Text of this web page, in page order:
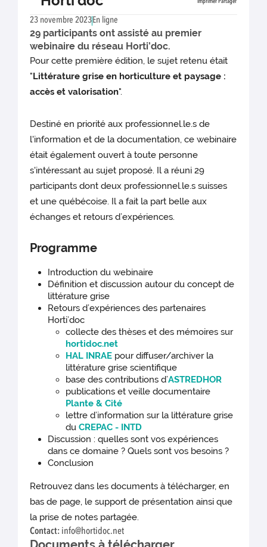
Imprimer Partager
23 novembre 2023En ligne
29 participants ont assisté au premier
webinaire du réseau Horti’doc.
Pour cette première édition, le sujet retenu était
"Littérature grise en horticulture et paysage :
accès et valorisation".
Destiné en priorité aux professionnel.le.s de
l'information et de la documentation, ce webinaire
était également ouvert à toute personne
s'intéressant au sujet proposé. Il a réuni 29
participants dont deux professionnel.le.s suisses
et une québécoise. Il a fait la part belle aux
échanges et retours d’expériences.
Programme
Introduction du webinaire
Définition et discussion autour du concept de
littérature grise
Retours d’expériences des partenaires
Horti’doc
collecte des thèses et des mémoires sur
hortidoc.net
HAL INRAE pour diffuser/archiver la
littérature grise scientifique
base des contributions d’ASTREDHOR
publications et veille documentaire
Plante & Cité
lettre d’information sur la littérature grise
duCREPAC - INTD
Discussion : quelles sont vos expériences
dans ce domaine ? Quels sont vos besoins ?
Conclusion
Retrouvez dans les documents à télécharger, en
bas de page, le support de présentation ainsi que
la prise de notes partagée.
Contact: info@hortidoc.net